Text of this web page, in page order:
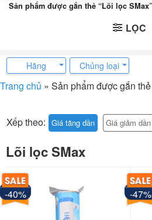
Sản phẩm được gắn thẻ “Lõi lọc SMax”
LỌC
Trang chủ » Sản phẩm được gắn thẻ
Xếp theo: Giá tăng dần Giá giảm dần
Lõi lọc SMax
-40% -47%
Hãng Chủng loại